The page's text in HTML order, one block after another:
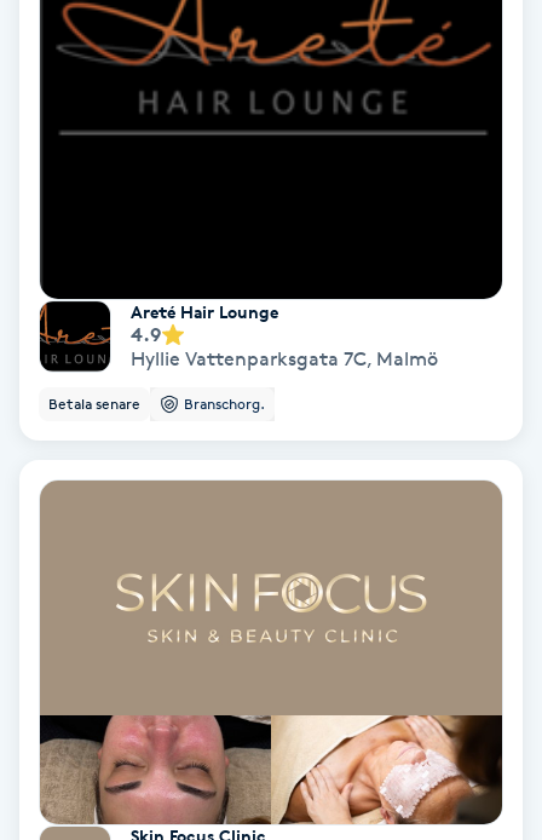
Fotmassage
Fransborttagning
Fransfärgning
Fransförlängning
Fransförlängning Volym
Fransk manikyr
Fransrengöring
Frekvensterapi
Areté Hair Lounge
4.9
Hyllie Vattenparksgata 7C, Malmö
Betala senare Branschorg.
Skin Focus Clinic